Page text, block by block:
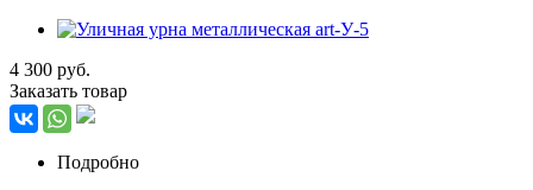
4 300 руб.
Заказать товар
Подробно